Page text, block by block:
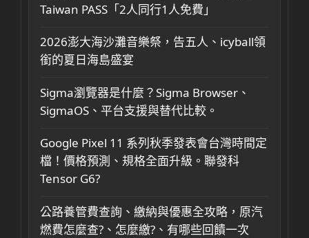
Taiwan PASS「2人同行1人免費」
2026澎大海沙灘音樂祭，告五人、icyball領
銜的夏日海島盛宴
Sigma瀏覽器是什麼？Sigma Browser、
SigmaOS、平台支援與替代比較。
Google Pixel 11 系列秋季發表會台灣時間定
檔！價格預測、規格全面升級。聯發科
Tensor G6?
公路養管費查詢、繳納與優惠全攻略，原汽
燃費怎麼查?、怎麼繳?、有哪些回饋一次